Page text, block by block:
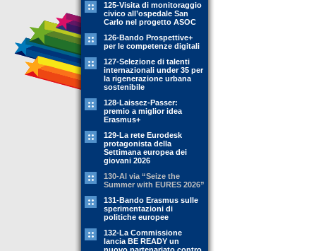
125-Visita di monitoraggio
civico all’ospedale San
Carlo nel progetto ASOC
126-Bando Prospettive+
per le competenze digitali
127-Selezione di talenti
internazionali under 35 per
la rigenerazione urbana
sostenibile
128-Laissez-Passer:
premio a miglior idea
Erasmus+
129-La rete Eurodesk
protagonista della
Settimana europea dei
giovani 2026
130-Al via “Seize the
Summer with EURES 2026”
131-Bando Erasmus sulle
sperimentazioni di
politiche europee
132-La Commissione
lancia BE READY un